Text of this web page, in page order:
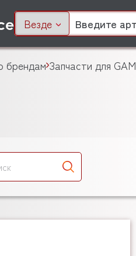
Везде
брендам Запчасти для GAM